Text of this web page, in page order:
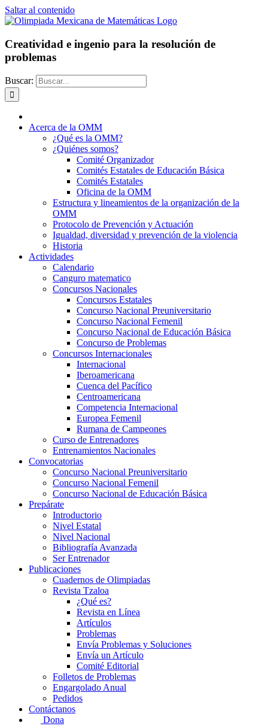
Saltar al contenido
Creatividad e ingenio para la resolución de
problemas
Buscar:
Acerca de la OMM
¿Qué es la OMM?
¿Quiénes somos?
Comité Organizador
Comités Estatales de Educación Básica
Comités Estatales
Oficina de la OMM
Estructura y lineamientos de la organización de la
OMM
Protocolo de Prevención y Actuación
Igualdad, diversidad y prevención de la violencia
Historia
Actividades
Calendario
Canguro matematico
Concursos Nacionales
Concursos Estatales
Concurso Nacional Preuniversitario
Concurso Nacional Femenil
Concurso Nacional de Educación Básica
Concurso de Problemas
Concursos Internacionales
Internacional
Iberoamericana
Cuenca del Pacífico
Centroamericana
Competencia Internacional
Europea Femenil
Rumana de Campeones
Curso de Entrenadores
Entrenamientos Nacionales
Convocatorias
Concurso Nacional Preuniversitario
Concurso Nacional Femenil
Concurso Nacional de Educación Básica
Prepárate
Introductorio
Nivel Estatal
Nivel Nacional
Bibliografía Avanzada
Ser Entrenador
Publicaciones
Cuadernos de Olimpiadas
Revista Tzaloa
¿Qué es?
Revista en Línea
Artículos
Problemas
Envía Problemas y Soluciones
Envía un Artículo
Comité Editorial
Folletos de Problemas
Engargolado Anual
Pedidos
Contáctanos
Dona